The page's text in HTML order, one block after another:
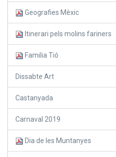
Geografies Mèxic
Itinerari pels molins fariners
Familia Tió
Dissabte Art
Castanyada
Carnaval 2019
Dia de les Muntanyes